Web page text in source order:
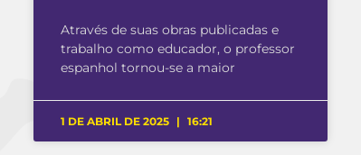
Através de suas obras publicadas e
trabalho como educador, o professor
espanhol tornou-se a maior
1 DE ABRIL DE 2025 16:21